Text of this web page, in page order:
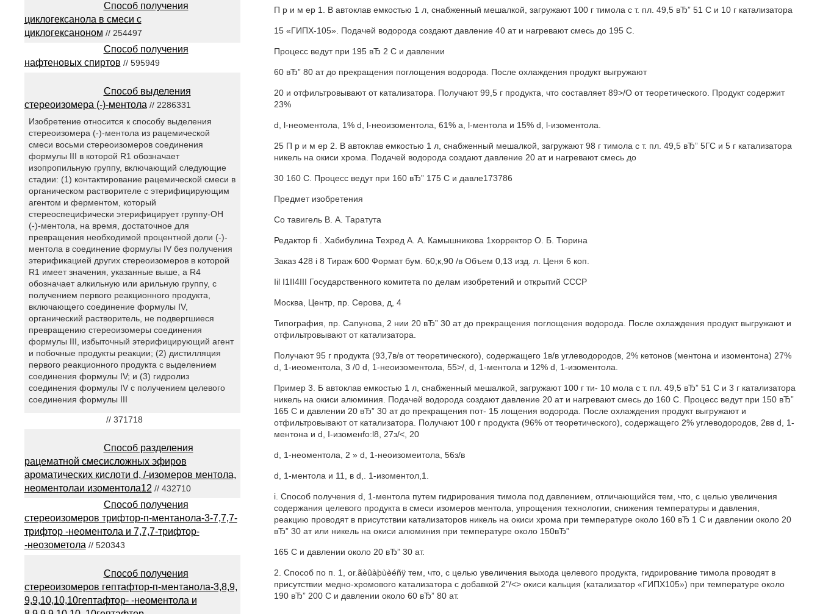
П р и м ер 1. В автоклав емкостью 1 л, снабженный мешалкой, загружают 100 г тимола с т. пл. 49,5 вЂ” 51 С и 10 г катализатора
15 «ГИПХ-105». Подачей водорода создают давление 40 ат и нагревают смесь до 195 С.
Процесс ведут при 195 вЂ 2 С и давлении
60 вЂ” 80 ат до прекращения поглощения водорода. После охлаждения продукт выгружают
20 и отфильтровывают от катализатора. Получают 99,5 г продукта, что составляет 89>/О от теоретического. Продукт содержит
23%
d, l-неоментола, 1% d, l-неоизоментола, 61% а, l-ментола и 15% d, l-изоментола.
25 П р и м ер 2. В автоклав емкостью 1 л, снабженный мешалкой, загружают 98 г тимола с т. пл. 49,5 вЂ” 5ГС и 5 г катализатора
никель на окиси хрома. Подачей водорода создают давление 20 ат и нагревают смесь до
30 160 С. Процесс ведут при 160 вЂ” 175 С и давле173786
Предмет изобретения
Со тавигель В. A. Таратута
Редактор fi . Хабибулина Техред A. А. Камышникова 1хорректop О. Б. Тюрина
Заказ 428 i 8 Тираж 600 Формат бум. 60;к,90 /в Объем 0,13 изд. л. Ценя 6 коп.
Iil I1II4III Государственного комитета по делам изобретений и открытий СССР
Москва, Центр, пр. Серова, д, 4
Типография, пр. Сапунова, 2 нии 20 вЂ” 30 ат до прекращения поглощения водорода. После охлаждения продукт выгружают и
отфильтровывают от катализатора.
Получают 95 г продукта (93,7в/в от теоретического), содержащего 1в/в углеводородов, 2% кетонов (ментона и изоментона) 27%
d, 1-иеоментола, 3 /0 d, 1-неоизоментола, 55>/, d, 1-ментола и 12% d, 1-изоментола.
Пример 3. Б автоклав емкостью 1 л, снабженный мешалкой, загружают 100 г ти- 10 мола с т. пл. 49,5 вЂ” 51 С и 3 г катализатора
никель на окиси алюминия. Подачей водорода создают давление 20 ат и нагревают смесь до 160 С. Процесс ведут при 150 вЂ”
165 С и давлении 20 вЂ” 30 ат до прекращения пот- 15 лощения водорода. После охлаждения продукт выгружают и
отфильтровывают от катализатора. Получают 100 г продукта (96% от теоретического), содержащего 2% углеводородов, 2вв d, 1-
ментона и d, I-изоменfo:l8, 27з/<, 20
d, 1-неоментола, 2 » d, 1-неоизомеитола, 56з/в
d, 1-ментола и 11, в d,. 1-изоментол,1.
i. Способ получения d, 1-ментола путем гидрирования тимола под давлением, отличающийся тем, что, с целью увеличения
содержания целевого продукта в смеси изомеров ментола, упрощения технологии, снижения температуры и давления,
реакцию проводят в присутствии катализаторов никель на окиси хрома при температуре около 160 вЂ 1 C и давлении около 20
вЂ” 30 ат или никель на окиси алюминия при температуре около 150вЂ”
165 С и давлении около 20 вЂ” 30 ат.
2. Способ по п. 1, or.ãèûàþùèéñÿ тем, что, с целью увеличения выхода целевого продукта, гидрирование тимола проводят в
присутствии медно-хромового катализатора с добавкой 2"/<> окиси кальция (катализатор «ГИПХ105») при температуре около
190 вЂ” 200 С и давлении около 60 вЂ” 80 ат.
Способ получения
циклогексанола в смеси с
циклогексаноном // 254497
Способ получения
нафтеновых спиртов // 595949
Способ выделения
стереоизомера (-)-ментола // 2286331
Изобретение относится к способу выделения
стереоизомера (-)-ментола из рацемической
смеси восьми стереоизомеров соединения
формулы III в которой R1 обозначает
изопропильную группу, включающий следующие
стадии: (1) контактирование рацемической смеси в
органическом растворителе с этерифицирующим
агентом и ферментом, который
стереоспецифически этерифицирует группу-ОН
(-)-ментола, на время, достаточное для
превращения необходимой процентной доли (-)-
ментола в соединение формулы IV без получения
этерификацией других стереоизомеров в которой
R1 имеет значения, указанные выше, a R4
обозначает алкильную или арильную группу, с
получением первого реакционного продукта,
включающего соединение формулы IV,
органический растворитель, не подвергшиеся
превращению стереоизомеры соединения
формулы III, избыточный этерифицирующий агент
и побочные продукты реакции; (2) дистилляция
первого реакционного продукта с выделением
соединения формулы IV; и (3) гидролиз
соединения формулы IV с получением целевого
соединения формулы III
// 371718
Способ разделения
рацематной смесисложных эфиров
ароматических кислоти d, /-изомеров ментола,
неоментолаи изоментола12 // 432710
Способ получения
стереоизомеров трифтор-п-ментанола-3-7,7,7-
трифтор -неоментола и 7,7,7-трифтор-
-неозометола// 520343
Способ получения
стереоизомеров гептафтор-п-ментанола-3,8,9,
9,9,10,10,10гептафтор- -неоментола и